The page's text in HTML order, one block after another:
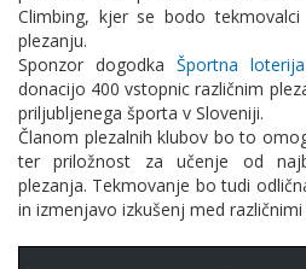
Climbing, kjer se bodo
plezanju.
Sponzor dogodka Športna loterija
donacijo 400 vstopnic različnim
priljubljenega športa v Sloveniji.
Članom plezalnih klubov bo to
ter priložnost za učenje od
plezanja. Tekmovanje bo tudi
in izmenjavo izkušenj med